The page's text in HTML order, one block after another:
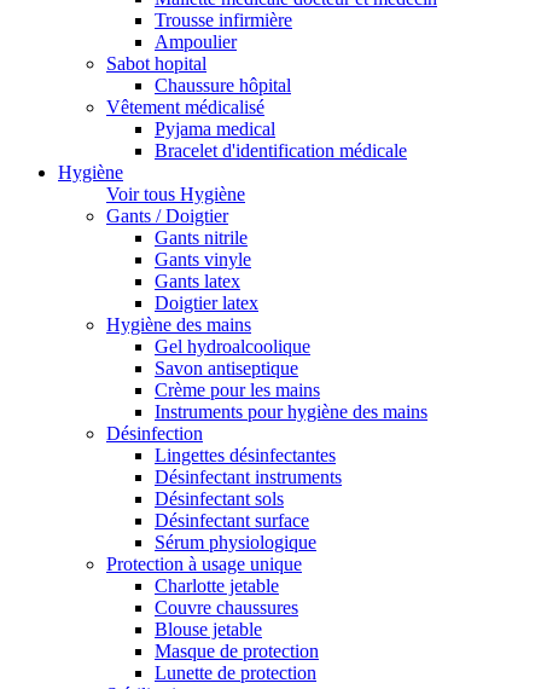
Trousse infirmière
Ampoulier
Sabot hopital
Chaussure hôpital
Vêtement médicalisé
Pyjama medical
Bracelet d'identification médicale
Hygiène
Voir tous Hygiène
Gants / Doigtier
Gants nitrile
Gants vinyle
Gants latex
Doigtier latex
Hygiène des mains
Gel hydroalcoolique
Savon antiseptique
Crème pour les mains
Instruments pour hygiène des mains
Désinfection
Lingettes désinfectantes
Désinfectant instruments
Désinfectant sols
Désinfectant surface
Sérum physiologique
Protection à usage unique
Charlotte jetable
Couvre chaussures
Blouse jetable
Masque de protection
Lunette de protection